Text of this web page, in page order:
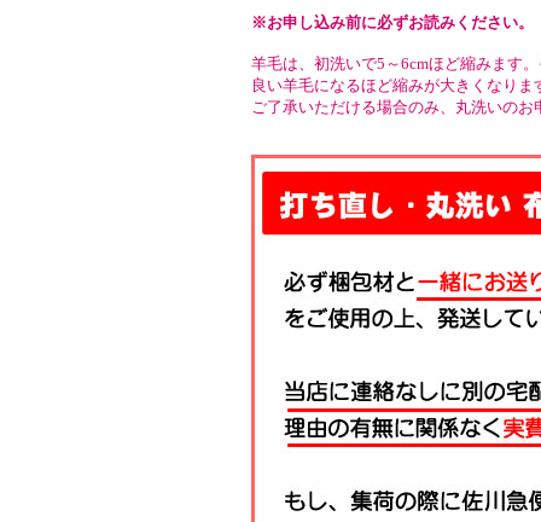
※お申し込み前に必ずお読みください。
羊毛は、初洗いで5～6cmほど縮みます
良い羊毛になるほど縮みが大きくなりま
ご了承いただける場合のみ、丸洗いの